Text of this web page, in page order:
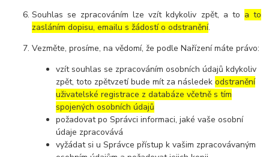
Souhlas se zpracováním lze vzít kdykoliv zpět, a to a to
zasláním dopisu, emailu s žádostí o odstranění.
Vezměte, prosíme, na vědomí, že podle Nařízení máte právo:
vzít souhlas se zpracováním osobních údajů kdykoliv
zpět, toto zpětvzetí bude mít za následekodstranění
uživatelské registrace z databáze včetně s tím
spojených osobních údajů
požadovat po Správci informaci, jaké vaše osobní
údaje zpracovává
vyžádat si u Správce přístup k vašim zpracovávaným